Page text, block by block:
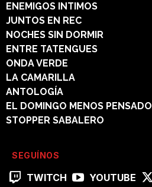
ENEMIGOS INTIMOS
JUNTOS EN REC
NOCHES SIN DORMIR
ENTRE TATENGUES
ONDA VERDE
LA CAMARILLA
ANTOLOGÍA
EL DOMINGO MENOS PENSADO
STOPPER SABALERO
SEGUÍNOS
TWITCH YOUTUBE